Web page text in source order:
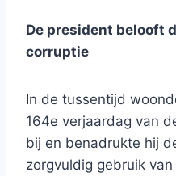
De president belooft
corruptie
In de tussentijd
164e verjaardag van
bij en benadrukte hij
zorgvuldig gebruik